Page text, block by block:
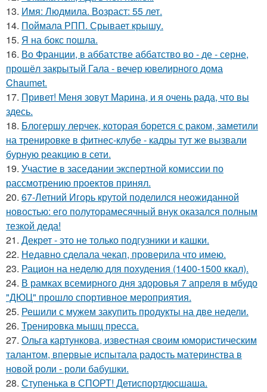
13. Имя: Людмила. Возраст: 55 лет.
14. Поймала РПП. Срывает крышу.
15. Я на бокс пошла.
16. Во Франции, в аббатстве аббатство во - де - серне,
прошёл закрытый Гала - вечер ювелирного дома
Chaumet.
17. Привет! Меня зовут Марина, и я очень рада, что вы
здесь.
18. Блогершу лерчек, которая борется с раком, заметили
на тренировке в фитнес-клубе - кадры тут же вызвали
бурную реакцию в сети.
19. Участие в заседании экспертной комиссии по
рассмотрению проектов принял.
20. 67-Летний Игорь крутой поделился неожиданной
новостью: его полуторамесячный внук оказался полным
тезкой деда!
21. Декрет - это не только подгузники и кашки.
22. Недавно сделала чекап, проверила что имею.
23. Рацион на неделю для похудения (1400-1500 ккал).
24. В рамках всемирного дня здоровья 7 апреля в мбудо
"ДЮЦ" прошло спортивное мероприятия.
25. Решили с мужем закупить продукты на две недели.
26. Тренировка мышц пресса.
27. Ольга картункова, известная своим юмористическим
талантом, впервые испытала радость материнства в
новой роли - роли бабушки.
28. Ступенька в СПОРТ! Детиспортдюсшаша.